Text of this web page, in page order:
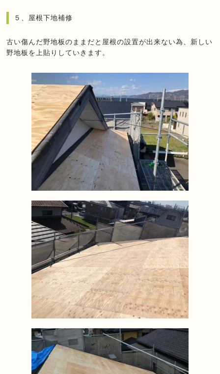
５、屋根下地補修
古い傷んだ野地板のままだと屋根の設置が出来ない為、新しい
野地板を上貼りしていきます。